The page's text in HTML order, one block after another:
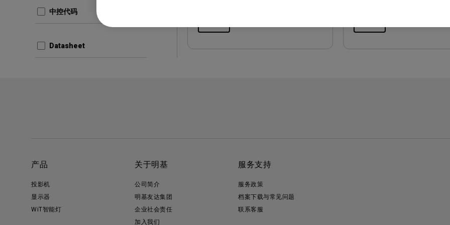
中控代码
Datasheet
产品
投影机
显示器
WiT智能灯
关于明基
公司简介
明基友达集团
企业社会责任
加入我们
服务支持
服务政策
档案下载与常见问题
联系客服